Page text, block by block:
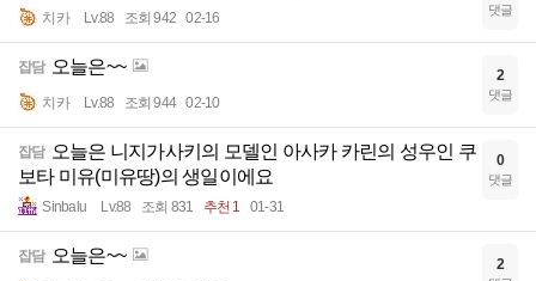
치카 Lv.88 조회 942 02-16 댓글
잡담 오늘은~~
치카 Lv.88 조회 944 02-10
2
댓글
잡담 오늘은 니지가사키의 모델인 아사카 카린의 성우인 쿠
보타 미유(미유땅)의 생일이에요
Sinbalu Lv.88 조회 831 추천 1 01-31
0
댓글
잡담 오늘은~~ 2